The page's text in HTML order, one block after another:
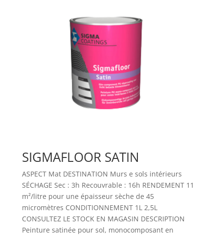
SIGMAFLOOR SATIN
ASPECT Mat DESTINATION Murs e sols intérieurs
SÉCHAGE Sec : 3h Recouvrable : 16h RENDEMENT 11
m²/litre pour une épaisseur sèche de 45
micromètres CONDITIONNEMENT 1L 2,5L
CONSULTEZ LE STOCK EN MAGASIN DESCRIPTION
Peinture satinée pour sol, monocomposant en